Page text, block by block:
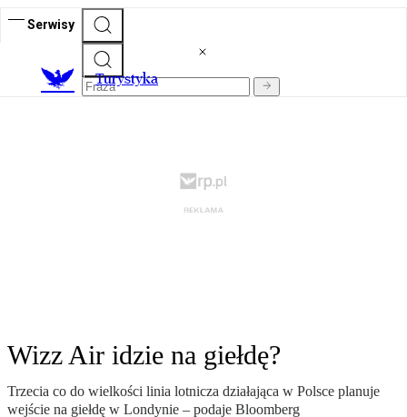
Serwisy
Turystyka
Wizz Air idzie na giełdę?
Trzecia co do wielkości linia lotnicza działająca w Polsce planuje
wejście na giełdę w Londynie – podaje Bloomberg